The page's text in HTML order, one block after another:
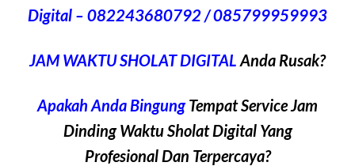
Digital – 082243680792 / 085799959993
JAM WAKTU SHOLAT DIGITAL Anda Rusak?
Apakah Anda BingungTempat Service Jam
Dinding Waktu Sholat Digital Yang
Profesional Dan Terpercaya?